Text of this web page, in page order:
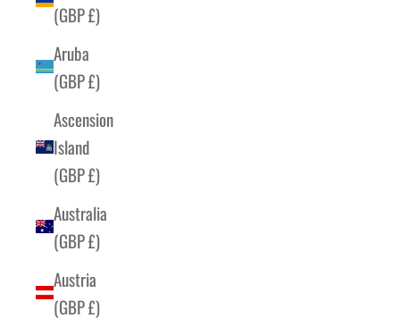
(GBP £)
Aruba
(GBP £)
Ascension
Island
(GBP £)
Australia
(GBP £)
Austria
(GBP £)